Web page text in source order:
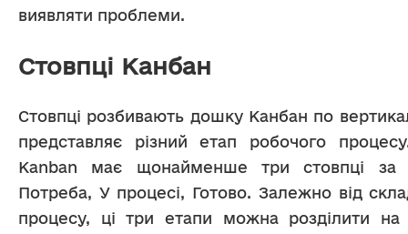
виявляти проблеми.
Стовпці Канбан
Стовпці розбивають дошку Канбан по
представляє різний етап робочого
Kanban має щонайменше три стовпці за
Потреба, У процесі, Готово. Залежно від
процесу, ці три етапи можна розділити